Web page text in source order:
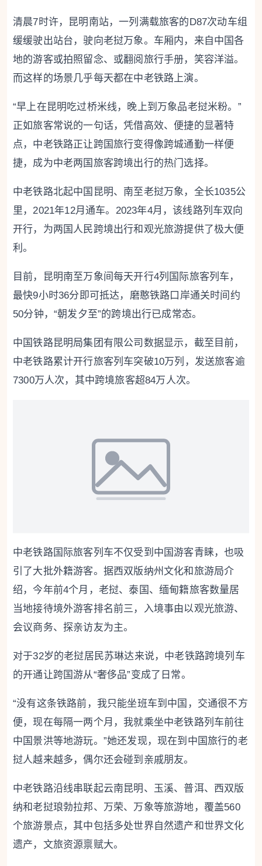
清晨7时许，昆明南站，一列满载旅客的D87次动车组
缓缓驶出站台，驶向老挝万象。车厢内，来自中国各
地的游客或拍照留念、或翻阅旅行手册，笑容洋溢。
而这样的场景几乎每天都在中老铁路上演。
“早上在昆明吃过桥米线，晚上到万象品老挝米粉。”
正如旅客常说的一句话，凭借高效、便捷的显著特
点，中老铁路正让跨国旅行变得像跨城通勤一样便
捷，成为中老两国旅客跨境出行的热门选择。
中老铁路北起中国昆明、南至老挝万象，全长1035公
里，2021年12月通车。2023年4月，该线路列车双向
开行，为两国人民跨境出行和观光旅游提供了极大便
利。
目前，昆明南至万象间每天开行4列国际旅客列车，
最快9小时36分即可抵达，磨憨铁路口岸通关时间约
50分钟，“朝发夕至”的跨境出行已成常态。
中国铁路昆明局集团有限公司数据显示，截至目前，
中老铁路累计开行旅客列车突破10万列，发送旅客逾
7300万人次，其中跨境旅客超84万人次。
中老铁路国际旅客列车不仅受到中国游客青睐，也吸
引了大批外籍游客。据西双版纳州文化和旅游局介
绍，今年前4个月，老挝、泰国、缅甸籍旅客数量居
当地接待境外游客排名前三，入境事由以观光旅游、
会议商务、探亲访友为主。
对于32岁的老挝居民苏琳达来说，中老铁路跨境列车
的开通让跨国游从“奢侈品”变成了日常。
“没有这条铁路前，我只能坐班车到中国，交通很不方
便，现在每隔一两个月，我就乘坐中老铁路列车前往
中国景洪等地游玩。”她还发现，现在到中国旅行的老
挝人越来越多，偶尔还会碰到亲戚朋友。
中老铁路沿线串联起云南昆明、玉溪、普洱、西双版
纳和老挝琅勃拉邦、万荣、万象等旅游地，覆盖560
个旅游景点，其中包括多处世界自然遗产和世界文化
遗产，文旅资源禀赋大。